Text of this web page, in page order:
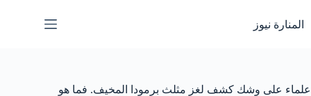
إلى
المحتوى
المنارة نيوز
علماء على وشك كشف لغز مثلث برمودا المخيف. فما هو